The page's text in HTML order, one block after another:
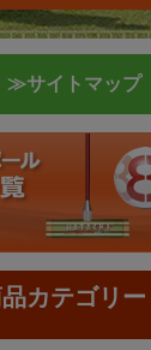
≫サイトマップ
カテゴリー